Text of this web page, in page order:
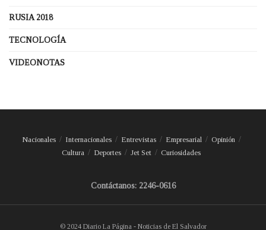
RUSIA 2018
TECNOLOGÍA
VIDEONOTAS
Nacionales Internacionales Entrevistas Empresarial
Opinión
Cultura
Deportes Jet Set Curiosidades
Contáctanos: 2246-0616
© 2024 Diario La Página - Noticias de El Salvador